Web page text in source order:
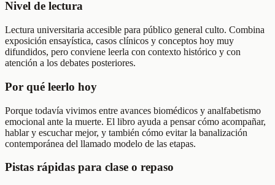
Nivel de lectura
Lectura universitaria accesible para público general culto. Combina
exposición ensayística, casos clínicos y conceptos hoy muy
difundidos, pero conviene leerla con contexto histórico y con
atención a los debates posteriores.
Por qué leerlo hoy
Porque todavía vivimos entre avances biomédicos y analfabetismo
emocional ante la muerte. El libro ayuda a pensar cómo acompañar,
hablar y escuchar mejor, y también cómo evitar la banalización
contemporánea del llamado modelo de las etapas.
Pistas rápidas para clase o repaso